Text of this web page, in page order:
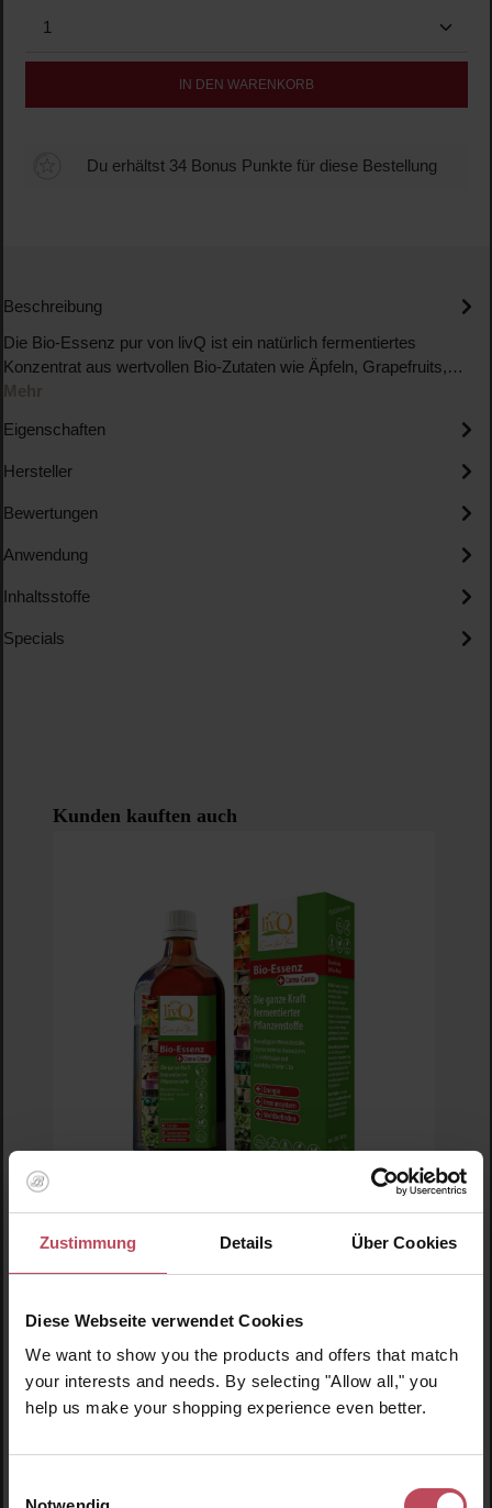
Zustimmung Details Über Cookies
Diese Webseite verwendet Cookies
We want to show you the products and offers that match
your interests and needs. By selecting "Allow all," you
help us make your shopping experience even better.
Produkt Anzahl: Gib den gewünschten Wert ein
IN DEN WARENKORB
Du erhältst 34 Bonus Punkte für diese Bestellung
Beschreibung
Die Bio-Essenz pur von livQ ist ein natürlich fermentiertes
Konzentrat aus wertvollen Bio-Zutaten wie Äpfeln, Grapefruits,…
Mehr
Eigenschaften
Hersteller
Bewertungen
Anwendung
Inhaltsstoffe
Specials
Produktgalerie überspringen
Kunden kauften auch
LivQ Bio-Essenz + Camu-Camu
Nahrungsergänzungsmittel
250 ml(17,14 CHF / 100 ml)
Regulärer Preis:
42,85 CHF